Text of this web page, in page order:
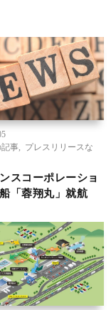
記事
プレスリリースな
スコーポレーショ
「蓉翔丸」就航